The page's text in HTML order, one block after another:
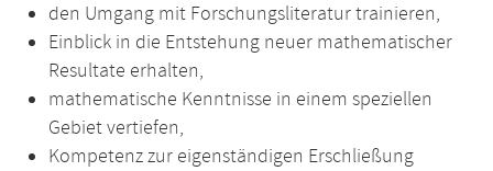
den Umgang mit Forschungsliteratur trainieren,
Einblick in die Entstehung neuer mathematischer
Resultate erhalten,
mathematische Kenntnisse in einem speziellen
Gebiet vertiefen,
Kompetenz zur eigenständigen Erschließung